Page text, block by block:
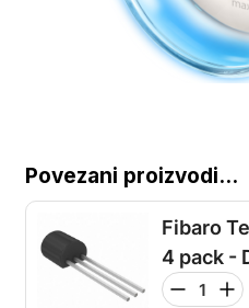
Povezani proizvodi...
Fibaro
4 pack -